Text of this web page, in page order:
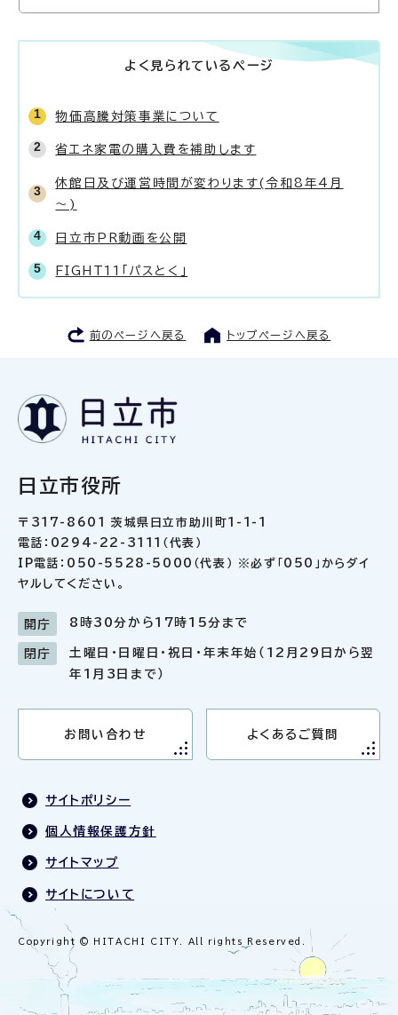
よく見られているページ
物価高騰対策事業について
省エネ家電の購入費を補助します
休館日及び運営時間が変わります(令和8年4月
～)
日立市PR動画を公開
FIGHT11「パスとく」
前のページへ戻る トップページへ戻る
日立市役所
〒317-8601 茨城県日立市助川町1-1-1
電話：0294-22-3111（代表）
IP電話：050-5528-5000（代表） ※必ず「050」からダイ
ヤルしてください。
開庁 8時30分から17時15分まで
閉庁
土曜日・日曜日・祝日・年末年始（12月29日から翌
年1月3日まで）
お問い合わせ よくあるご質問
サイトポリシー
個人情報保護方針
サイトマップ
サイトについて
Copyright © HITACHI CITY. All rights Reserved.